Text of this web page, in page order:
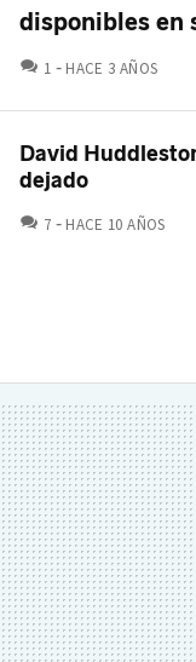
disponibles en
1 COMENTARIOS
HACE 3 AÑOS
David
dejado
7 COMENTARIOS
HACE 10 AÑOS